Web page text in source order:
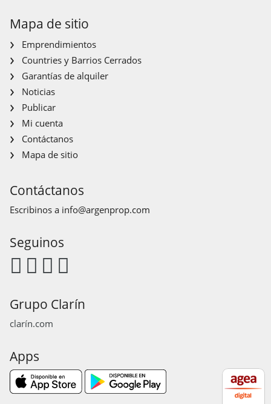
Mapa de sitio
Emprendimientos
Countries y Barrios Cerrados
Garantías de alquiler
Noticias
Publicar
Mi cuenta
Contáctanos
Mapa de sitio
Contáctanos
Escribinos a info@argenprop.com
Seguinos
Grupo Clarín
clarín.com
Apps